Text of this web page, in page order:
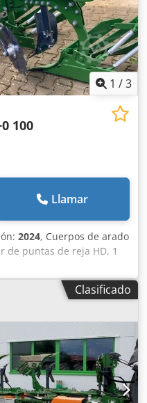
1 /3
100
Llamar
2024, Cuerpos de arado
de puntas de reja HD, 1
altura de bastidor 80
sobrecarga, abridor
discos cortadores, disco
A Udyowokr
Clasificado